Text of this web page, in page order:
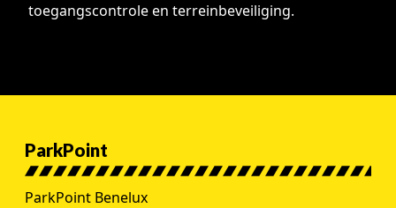
toegangscontrole en terreinbeveiliging.
ParkPoint
ParkPoint Benelux